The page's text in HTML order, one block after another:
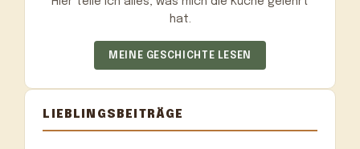
hat.
MEINE GESCHICHTE LESEN
LIEBLINGSBEITRÄGE